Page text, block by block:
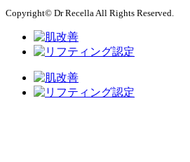
Copyright© Dr Recella All Rights Reserved.